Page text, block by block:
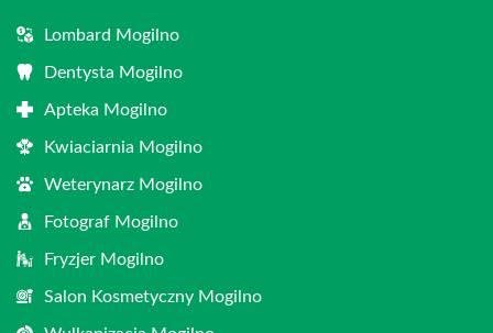
Lombard Mogilno
Dentysta Mogilno
Apteka Mogilno
Kwiaciarnia Mogilno
Weterynarz Mogilno
Fotograf Mogilno
Fryzjer Mogilno
Salon Kosmetyczny Mogilno